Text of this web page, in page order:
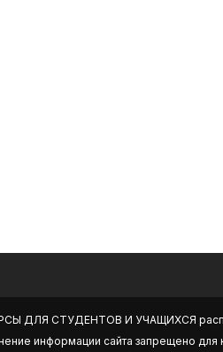
ДЛЯ СТУДЕНТОВ И УЧАЩИХСЯ
информации сайта запрещено для